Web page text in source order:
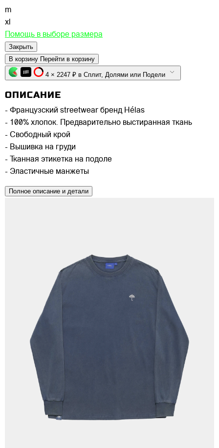
m
xl
Помощь в выборе размера
Закрыть
В корзину Перейти в корзину
4 × 2247 ₽ в Сплит, Долями или Подели
ОПИСАНИЕ
- Французский streetwear бренд Hélas
- 100% хлопок. Предварительно выстиранная ткань
- Свободный крой
- Вышивка на груди
- Тканная этикетка на подоле
- Эластичные манжеты
Полное описание и детали